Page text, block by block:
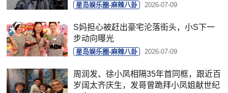
星岛娱乐圈-麻辣八卦 2026-07-09
S妈担心被赶出豪宅沦落街头，小S下一
步动向曝光
星岛娱乐圈-麻辣八卦 2026-07-09
周润发、徐小凤相隔35年首同框，跟近百
岁阔太齐庆生，发哥曾跪拜小凤姐献世纪